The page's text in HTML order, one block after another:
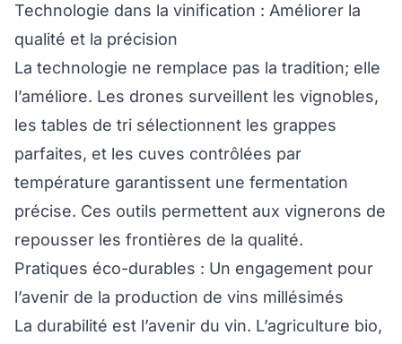
Technologie dans la vinification : Améliorer la
qualité et la précision
La technologie ne remplace pas la tradition; elle
l’améliore. Les drones surveillent les vignobles,
les tables de tri sélectionnent les grappes
parfaites, et les cuves contrôlées par
température garantissent une fermentation
précise. Ces outils permettent aux vignerons de
repousser les frontières de la qualité.
Pratiques éco-durables : Un engagement pour
l’avenir de la production de vins millésimés
La durabilité est l’avenir du vin. L’agriculture bio,